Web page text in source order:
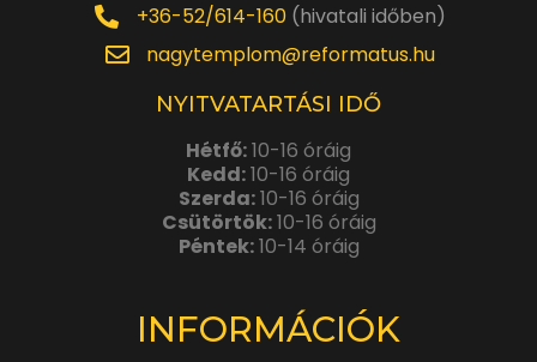
+36-52/614-160(hivatali időben)
nagytemplom@reformatus.hu
NYITVATARTÁSI IDŐ
Hétfő:10-16 óráig
Kedd:10-16 óráig
Szerda:10-16 óráig
Csütörtök:10-16 óráig
Péntek:10-14 óráig
INFORMÁCIÓK